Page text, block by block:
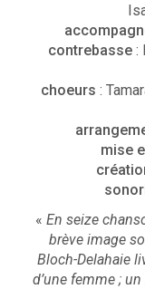
contrebasse :
choeurs :
mise
« En seize
brève image
Bloch-Delahaie
d’une femme ;